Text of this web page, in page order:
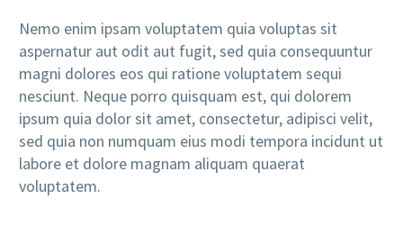
Nemo enim ipsam voluptatem quia voluptas sit
aspernatur aut odit aut fugit, sed quia consequuntur
magni dolores eos qui ratione voluptatem sequi
nesciunt. Neque porro quisquam est, qui dolorem
ipsum quia dolor sit amet, consectetur, adipisci velit,
sed quia non numquam eius modi tempora incidunt ut
labore et dolore magnam aliquam quaerat
voluptatem.